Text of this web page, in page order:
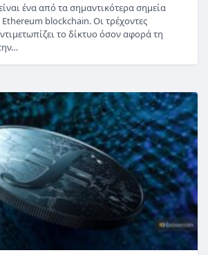
ένα από τα σημαντικότερα σημεία
blockchain. Οι τρέχοντες
το δίκτυο όσον αφορά τη